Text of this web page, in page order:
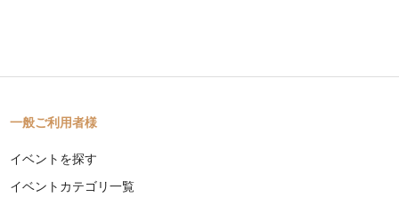
一般ご利用者様
イベントを探す
イベントカテゴリ一覧